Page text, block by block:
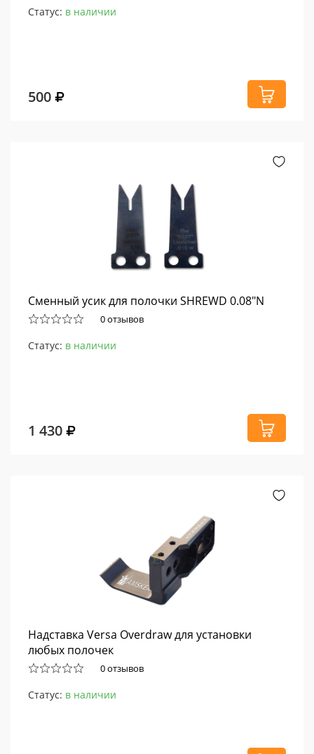
Статус: в наличии
500
Сменный усик для полочки SHREWD 0.08"N
0 отзывов
Статус: в наличии
1 430
Надставка Versa Overdraw для установки
любых полочек
0 отзывов
Статус: в наличии